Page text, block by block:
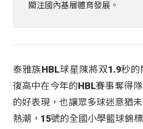
關注國內基層體育發展。
泰雅族HBL球星陳將双1.9秒
復高中在今年的HBL賽事奪得
的好表現，也讓眾多球迷意猶
熱潮，15號的全國小學籃球錦